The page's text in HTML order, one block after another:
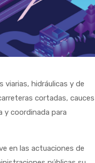
hidráulicas y de
cortadas, cauces
y coordinada para
en las actuaciones de